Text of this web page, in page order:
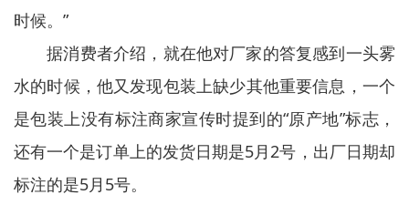
时候。”
据消费者介绍，就在他对厂家的答复感到一头雾
水的时候，他又发现包装上缺少其他重要信息，一个
是包装上没有标注商家宣传时提到的“原产地”标志，
还有一个是订单上的发货日期是5月2号，出厂日期却
标注的是5月5号。